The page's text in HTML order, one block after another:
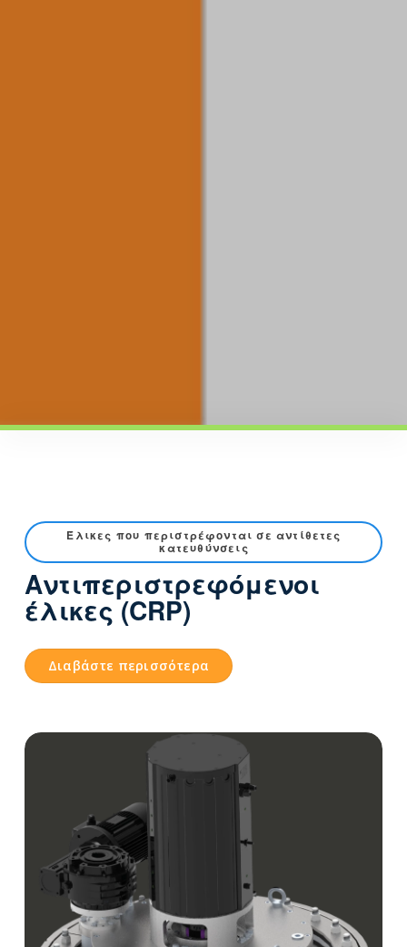
Έλικες που περιστρέφονται σε αντίθετες
κατευθύνσεις
Αντιπεριστρεφόμενοι
έλικες (CRP)
Διαβάστε περισσότερα